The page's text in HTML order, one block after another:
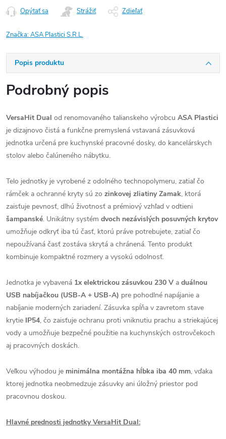
Opýtať sa Strážiť Zdieľať
Značka:ASA Plastici S.R.L.
Popis produktu
Podrobný popis
VersaHit Dual od renomovaného talianskeho výrobcu ASA Plastici
je dizajnovo čistá a funkčne premyslená vstavaná zásuvková
jednotka určená pre kuchynské pracovné dosky, do kancelárskych
stolov alebo čalúneného nábytku.
Telo jednotky je vyrobené z odolného technopolymeru, zatiaľ čo
rámček a ochranné kryty sú zo zinkovej zliatiny Zamak, ktorá
zaisťuje pevnosť, dlhú životnosť a prémiový vzhľad v odtieni
šampanské. Unikátny systém dvoch nezávislých posuvných krytov
umožňuje odkryť iba tú časť, ktorú práve potrebujete, zatiaľ čo
nepoužívaná časť zostáva skrytá a chránená. Tento produkt
kombinuje kompaktné rozmery a vysokú odolnosť.
Jednotka je vybavená 1x elektrickou zásuvkou 230 V a duálnou
USB nabíjačkou (USB-A + USB-A) pre pohodlné napájanie a
nabíjanie moderných zariadení. Zásuvka spĺňa v zavretom stave
krytie IP54, čo zaisťuje ochranu proti vniknutiu prachu a striekajúcej
vody a umožňuje bezpečné použitie na kuchynských ostrovčekoch
aj pracovných doskách.
Veľkou výhodou je minimálna montážna hĺbka iba 40 mm, vďaka
ktorej jednotka neobmedzuje zásuvky ani úložný priestor pod
pracovnou doskou.
Hlavné prednosti jednotky VersaHit Dual: